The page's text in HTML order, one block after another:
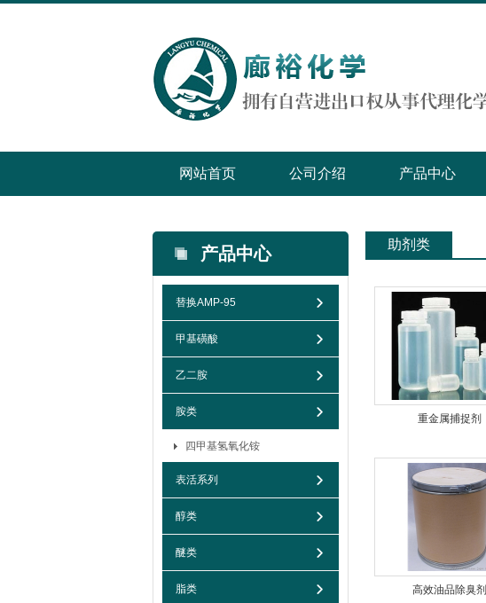
网站首页 公司介绍 产品中心
产品中心
替换AMP-95
甲基磺酸
乙二胺
胺类
四甲基氢氧化铵
表活系列
醇类
醚类
脂类
助剂类
重金属捕捉剂
高效油品除臭剂